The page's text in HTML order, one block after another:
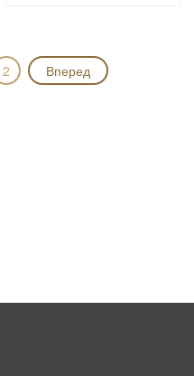
2 Вперед